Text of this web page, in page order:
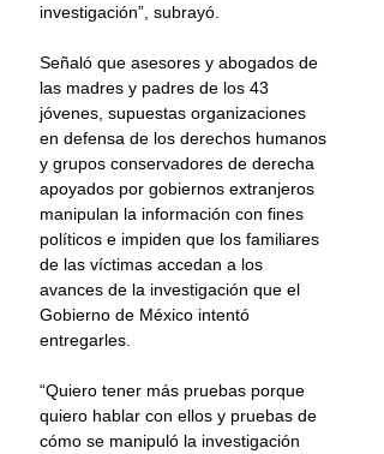
investigación”, subrayó.
Señaló que asesores y abogados de
las madres y padres de los 43
jóvenes, supuestas organizaciones
en defensa de los derechos humanos
y grupos conservadores de derecha
apoyados por gobiernos extranjeros
manipulan la información con fines
políticos e impiden que los familiares
de las víctimas accedan a los
avances de la investigación que el
Gobierno de México intentó
entregarles.
“Quiero tener más pruebas porque
quiero hablar con ellos y pruebas de
cómo se manipuló la investigación